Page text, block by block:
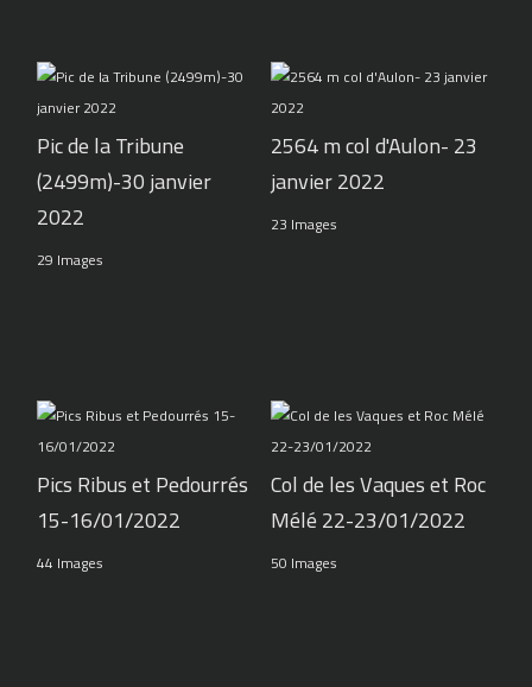
Pic de la Tribune
(2499m)-30 janvier
2022
29 Images
2564 m col d'Aulon- 23
janvier 2022
23 Images
Pics Ribus et Pedourrés
15-16/01/2022
44 Images
Col de les Vaques et Roc
Mélé 22-23/01/2022
50 Images